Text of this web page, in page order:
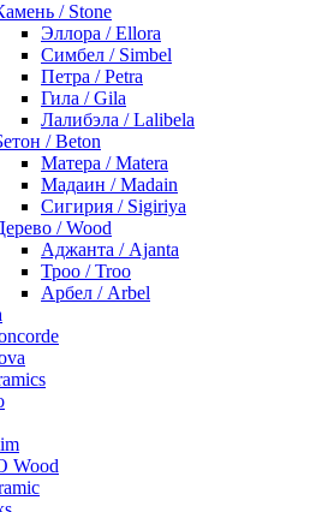
/ Stone
Эллора / Ellora
Симбел / Simbel
Петра / Petra
Гила / Gila
Лалибэла / Lalibela
/ Beton
Матера / Matera
Мадаин / Madain
Сигирия / Sigiriya
/ Wood
Аджанта / Ajanta
Троо / Troo
Арбел / Arbel
Wood